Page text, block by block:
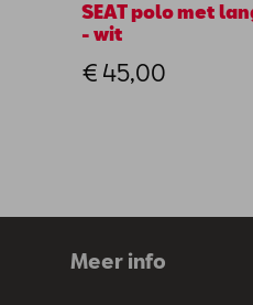
SEAT polo met
- wit
€ 45,00
Meer info